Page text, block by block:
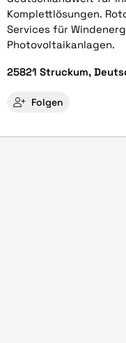
Komplettlösungen.
Services für
Photovoltaikanlagen.
25821 Struckum,
Folgen